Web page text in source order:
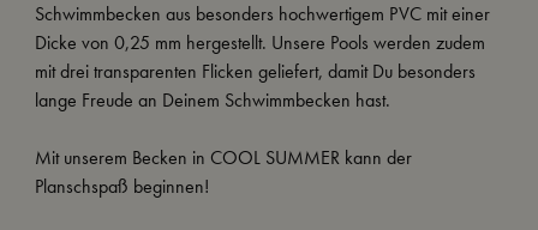
Schwimmbecken aus besonders hochwertigem PVC mit einer
Dicke von 0,25 mm hergestellt. Unsere Pools werden zudem
mit drei transparenten Flicken geliefert, damit Du besonders
lange Freude an Deinem Schwimmbecken hast.
Mit unserem Becken in COOL SUMMER kann der
Planschspaß beginnen!